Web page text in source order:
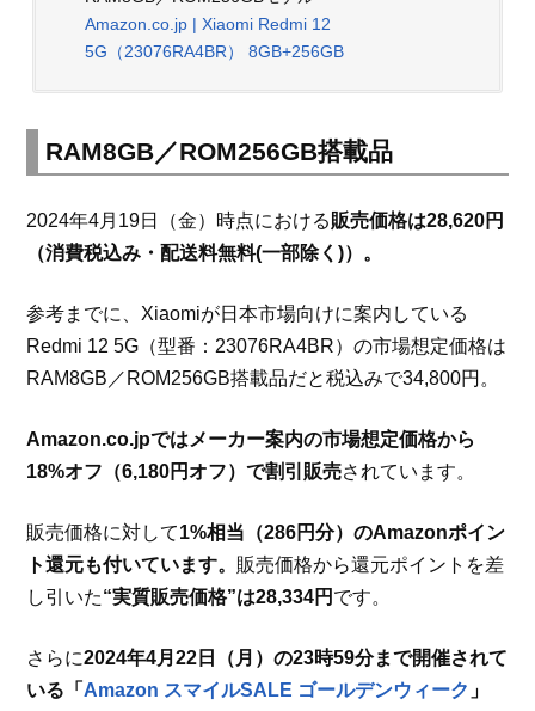
Amazon.co.jp | Xiaomi Redmi 12
5G（23076RA4BR） 8GB+256GB
RAM8GB／ROM256GB搭載品
2024年4月19日（金）時点における販売価格は28,620円
（消費税込み・配送料無料(一部除く)）。
参考までに、Xiaomiが日本市場向けに案内している
Redmi 12 5G（型番：23076RA4BR）の市場想定価格は
RAM8GB／ROM256GB搭載品だと税込みで34,800円。
Amazon.co.jpではメーカー案内の市場想定価格から
18%オフ（6,180円オフ）で割引販売されています。
販売価格に対して1%相当（286円分）のAmazonポイン
ト還元も付いています。 販売価格から還元ポイントを差
し引いた“実質販売価格”は28,334円 です。
さらに2024年4月22日（月）の23時59分まで開催されて
いる「 Amazon スマイルSALE ゴールデンウィーク 」